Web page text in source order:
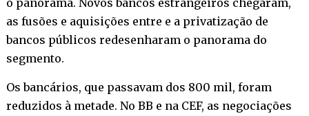
as fusões e aquisições entre e a privatização de
bancos públicos redesenharam o panorama do
segmento.
Os bancários, que passavam dos 800 mil, foram
reduzidos à metade. No BB e na CEF, as negociações